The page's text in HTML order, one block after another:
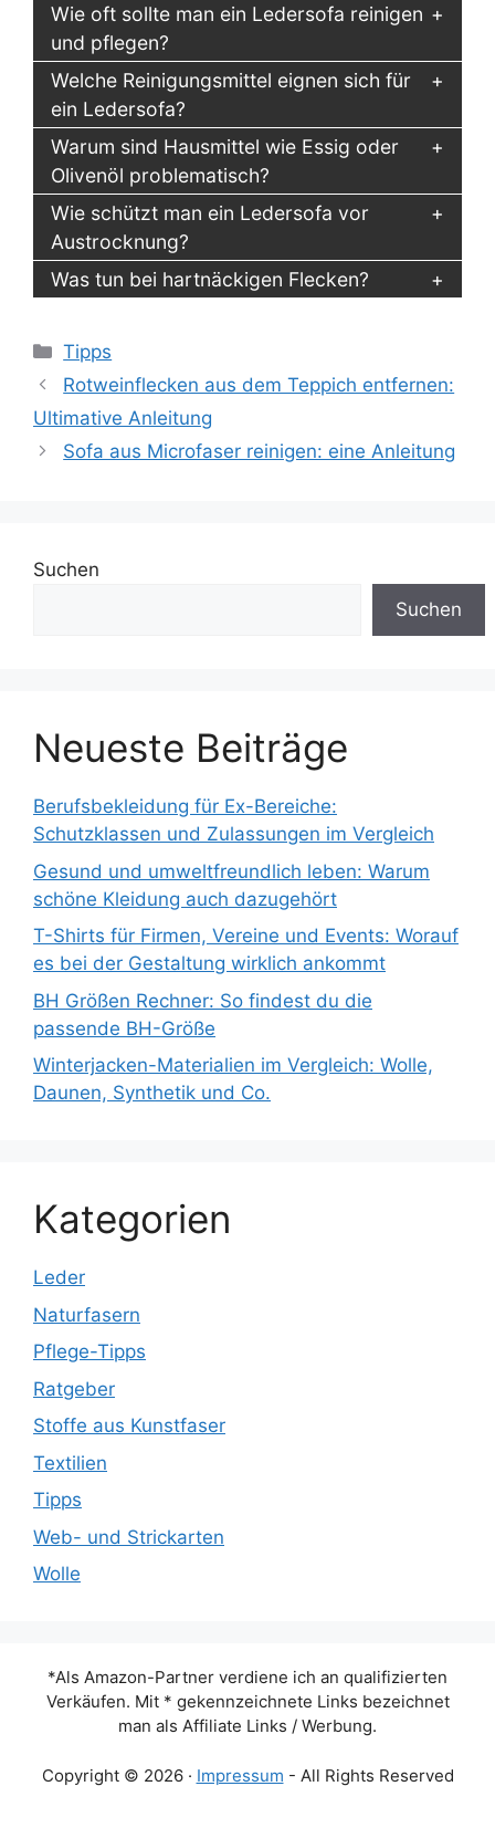
Wie oft sollte man ein Ledersofa reinigen
und pflegen?
Welche Reinigungsmittel eignen sich für
ein Ledersofa?
Warum sind Hausmittel wie Essig oder
Olivenöl problematisch?
Wie schützt man ein Ledersofa vor
Austrocknung?
Was tun bei hartnäckigen Flecken?
Kategorien
Tipps
Rotweinflecken aus dem Teppich entfernen:
Ultimative Anleitung
Sofa aus Microfaser reinigen: eine Anleitung
Suchen
Suchen
Neueste Beiträge
Berufsbekleidung für Ex-Bereiche:
Schutzklassen und Zulassungen im Vergleich
Gesund und umweltfreundlich leben: Warum
schöne Kleidung auch dazugehört
T-Shirts für Firmen, Vereine und Events: Worauf
es bei der Gestaltung wirklich ankommt
BH Größen Rechner: So findest du die
passende BH-Größe
Winterjacken-Materialien im Vergleich: Wolle,
Daunen, Synthetik und Co.
Kategorien
Leder
Naturfasern
Pflege-Tipps
Ratgeber
Stoffe aus Kunstfaser
Textilien
Tipps
Web- und Strickarten
Wolle
*Als Amazon-Partner verdiene ich an qualifizierten
Verkäufen. Mit * gekennzeichnete Links bezeichnet
man als Affiliate Links / Werbung.
Copyright © 2026 · Impressum - All Rights Reserved